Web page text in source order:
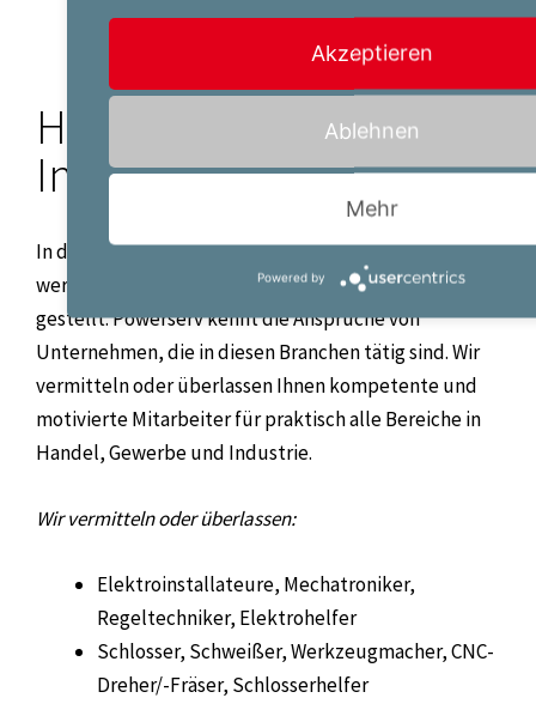
Handel, Gewerbe &
Industrie
In den Bereichen Handel, Gewerbe und Industrie
werden vielfältige Anforderungen an das Personal
gestellt. Powerserv kennt die Ansprüche von
Unternehmen, die in diesen Branchen tätig sind. Wir
vermitteln oder überlassen Ihnen kompetente und
motivierte Mitarbeiter für praktisch alle Bereiche in
Handel, Gewerbe und Industrie.
Wir vermitteln oder überlassen:
Elektroinstallateure, Mechatroniker,
Regeltechniker, Elektrohelfer
Schlosser, Schweißer, Werkzeugmacher, CNC-
Dreher/-Fräser, Schlosserhelfer
Akzeptieren
Ablehnen
Mehr
Powered by